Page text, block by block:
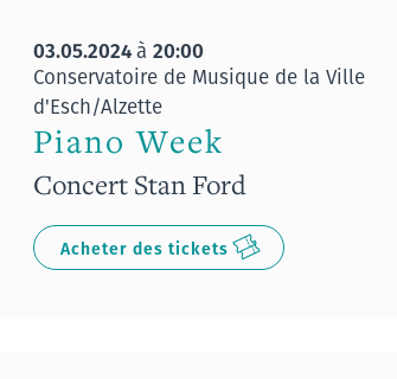
03.05.2024à 20:00
Conservatoire de Musique de la Ville
d'Esch/Alzette
Piano Week
Concert Stan Ford
Acheter des tickets